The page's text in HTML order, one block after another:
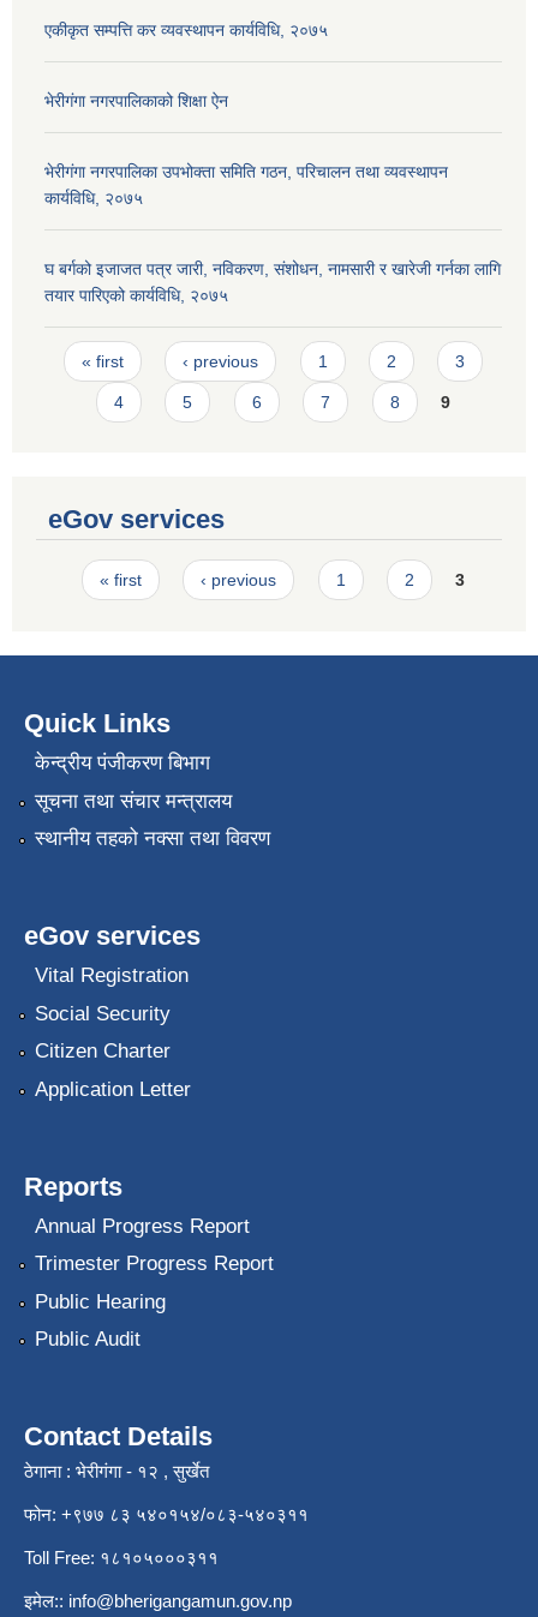
एकीकृत सम्पत्ति कर व्यवस्थापन कार्यविधि, २०७५
भेरीगंगा नगरपालिकाको शिक्षा ऐन
भेरीगंगा नगरपालिका उपभोक्ता समिति गठन, परिचालन तथा व्यवस्थापन
कार्यविधि, २०७५
घ बर्गको इजाजत पत्र जारी, नविकरण, संशोधन, नामसारी र खारेजी गर्नका लागि
तयार पारिएको कार्यविधि, २०७५
Pages
« first ‹ previous 1 2 3
4 5 6 7 8 9
eGov services
Pages
« first ‹ previous 1 2 3
Quick Links
केन्द्रीय पंजीकरण बिभाग
सूचना तथा संचार मन्त्रालय
स्थानीय तहको नक्सा तथा विवरण
eGov services
Vital Registration
Social Security
Citizen Charter
Application Letter
Reports
Annual Progress Report
Trimester Progress Report
Public Hearing
Public Audit
Contact Details
ठेगाना : भेरीगंगा - १२ , सुर्खेत
फोन: +९७७ ८३ ५४०१५४/०८३-५४०३११
Toll Free: १८१०५०००३११
इमेल:: info@bherigangamun.gov.np